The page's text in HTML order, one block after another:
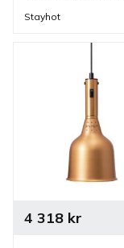
fastmontering.
kabel och höjd
Stayhot
4 318kr